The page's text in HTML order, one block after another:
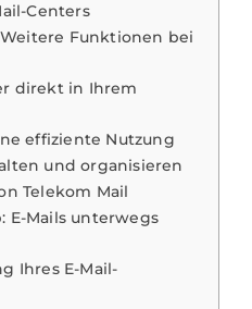
Centers
Funktionen bei
direkt in Ihrem
effiziente Nutzung
und organisieren
Telekom Mail
E-Mails unterwegs
Ihres E-Mail-